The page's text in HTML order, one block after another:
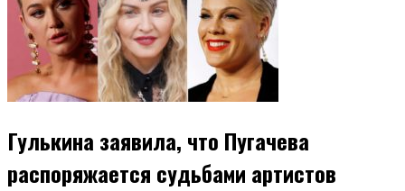
Гулькина заявила, что Пугачева
распоряжается судьбами артистов